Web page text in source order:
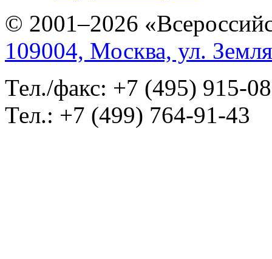
© 2001–2026
109004, Москва, ул.
Тел./факс: +7 (495) 915-
Тел.: +7 (499) 764-91-43